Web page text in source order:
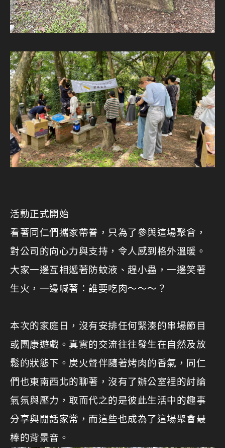
活動正式開始
看著同仁們攜家帶眷，只為了參與這場聚會，
對公司的向心力與支持，令人感到格外溫暖。
大家一邊互相遞著防蚊液、趕小蟲，一邊笑著
生火，一邊喊著：誰要吃肉～～～？
本次的家庭日，沒有安排任何緊湊的串場節目
或團康遊戲。真實的交流往往發生在自然及放
鬆的狀態下。炭火聲伴隨著烤肉的香氣，同仁
們也東南西北的聊著，沒有了辦公室裡的討論
氣氛與壓力，取而代之的是彼此生活中的趣事
分享與閒話家常，而這些也成為了這場聚會最
棒的背景音。